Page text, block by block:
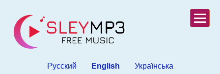
Русский English Українська